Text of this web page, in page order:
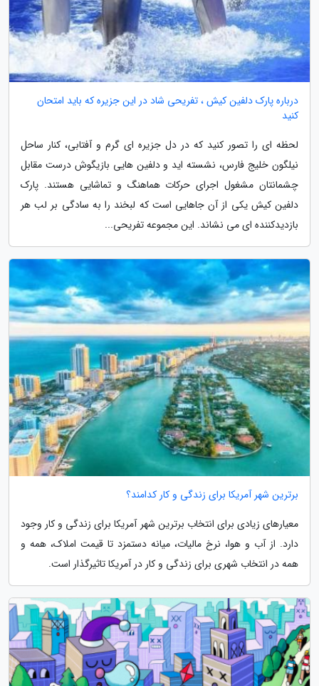
درباره پارک دلفین کیش ، تفریحی شاد در این جزیره که باید امتحان
کنید
لحظه ای را تصور کنید که در دل جزیره ای گرم و آفتابی، کنار ساحل
نیلگون خلیج فارس، نشسته اید و دلفین هایی بازیگوش درست مقابل
چشمانتان مشغول اجرای حرکات هماهنگ و تماشایی هستند. پارک
دلفین کیش یکی از آن جاهایی است که لبخند را به سادگی بر لب هر
بازدیدکننده ای می نشاند. این مجموعه تفریحی...
برترین شهر آمریکا برای زندگی و کار کدامند؟
معیارهای زیادی برای انتخاب برترین شهر آمریکا برای زندگی و کار وجود
دارد. از آب و هوا، نرخ مالیات، میانه دستمزد تا قیمت املاک، همه و
همه در انتخاب شهری برای زندگی و کار در آمریکا تاثیرگذار است.